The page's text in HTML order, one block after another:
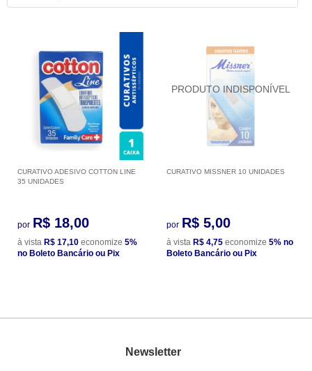
CURATIVO ADESIVO COTTON LINE
35 UNIDADES
por R$ 18,00
à vista R$ 17,10 economize 5%
no Boleto Bancário ou Pix
CURATIVO MISSNER 10 UNIDADES
por R$ 5,00
à vista R$ 4,75 economize 5% no
Boleto Bancário ou Pix
Newsletter